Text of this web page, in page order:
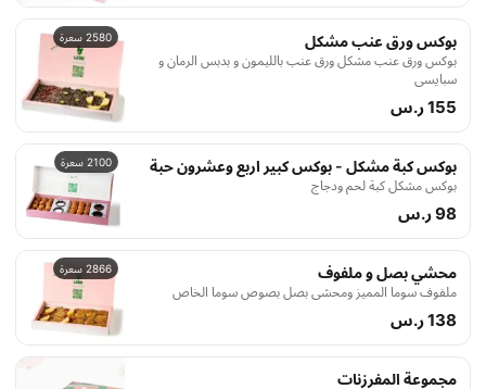
2580 سعرة بوكس ورق عنب مشكل
بوكس ورق عنب مشكل ورق عنب بالليمون و بدبس الرمان و
سبايسي
155 ر.س
2100 سعرة بوكس كبة مشكل - بوكس كبير اربع وعشرون حبة
بوكس مشكل كبة لحم ودجاج
98 ر.س
2866 سعرة محشي بصل و ملفوف
ملفوف سوما المميز ومحشي بصل بصوص سوما الخاص
138 ر.س
مجموعة المفرزنات